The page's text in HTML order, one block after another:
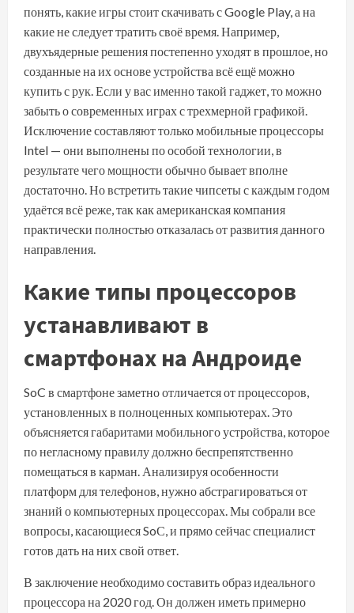
понять, какие игры стоит скачивать с Google Play, а на
какие не следует тратить своё время. Например,
двухъядерные решения постепенно уходят в прошлое, но
созданные на их основе устройства всё ещё можно
купить с рук. Если у вас именно такой гаджет, то можно
забыть о современных играх с трехмерной графикой.
Исключение составляют толькомобильные процессоры
Intel — они выполнены по особой технологии, в
результате чего мощности обычно бывает вполне
достаточно. Но встретить такие чипсеты с каждым годом
удаётся всё реже, так как американская компания
практически полностью отказалась от развития данного
направления.
Какие типы процессоров
устанавливают в
смартфонах на Андроиде
SoC в смартфоне заметно отличается от процессоров,
установленных в полноценных компьютерах. Это
объясняется габаритами мобильного устройства, которое
по негласному правилу должно беспрепятственно
помещаться в карман. Анализируя особенности
платформ для телефонов, нужно абстрагироваться от
знаний о компьютерных процессорах. Мы собрали все
вопросы, касающиеся SoС, и прямо сейчас специалист
готов дать на них свой ответ.
В заключение необходимо составить образ идеального
процессора на 2020 год. Он должен иметь примерно